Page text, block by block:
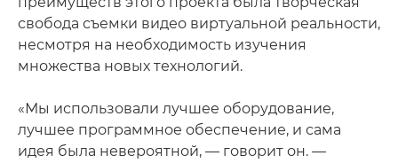
свобода съемки видео виртуальной реальности,
несмотря на необходимость изучения
множества новых технологий.
«Мы использовали лучшее оборудование,
лучшее программное обеспечение, и сама
идея была невероятной, — говорит он. —